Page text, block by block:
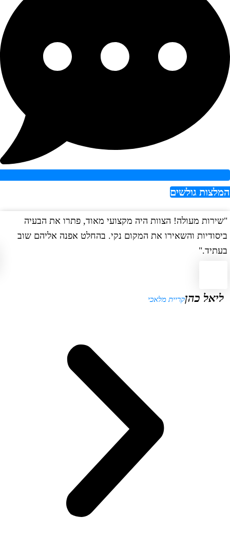
גולשים
מעולה! הצוות היה מקצועי מאוד, פתרו את הבעיה
והשאירו את המקום נקי. בהחלט אפנה אליהם שוב
כהןקריית מלאכי